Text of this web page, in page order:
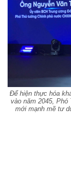
Để hiện thực hóa
vào năm 2045, Phó
mới mạnh mẽ tư